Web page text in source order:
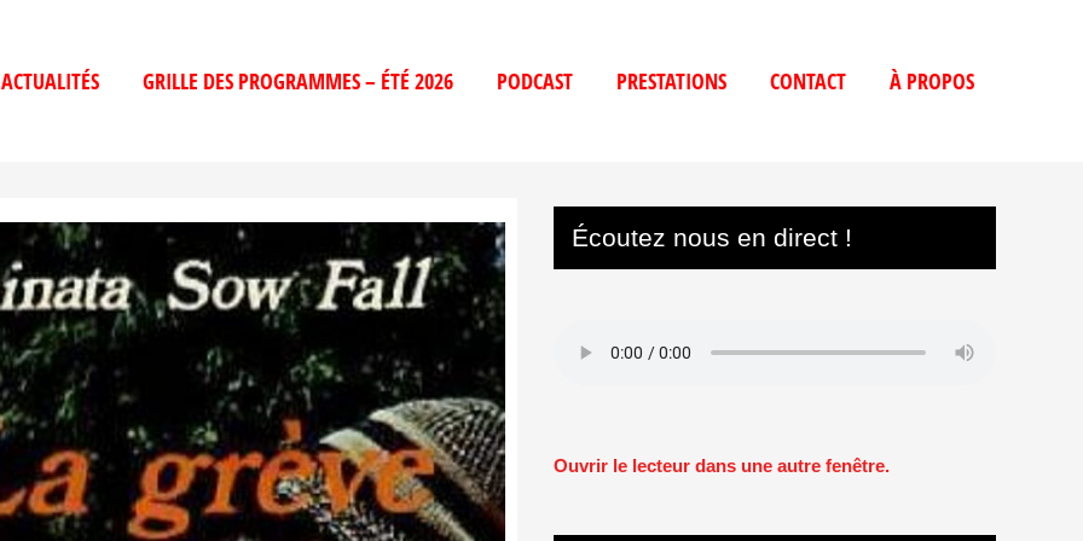
ACTUALITÉS GRILLE DES PROGRAMMES – ÉTÉ 2026 PODCAST PRESTATIONS CONTACT À PROPOS
Écoutez nous en direct !
Ouvrir le lecteur dans une autre fenêtre.